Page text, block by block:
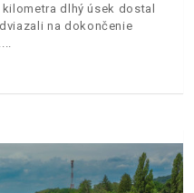
dlhý úsek dostal
na dokončenie